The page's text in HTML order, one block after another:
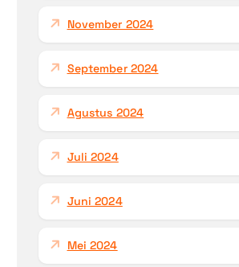
November 2024
September 2024
Agustus 2024
Juli 2024
Juni 2024
Mei 2024